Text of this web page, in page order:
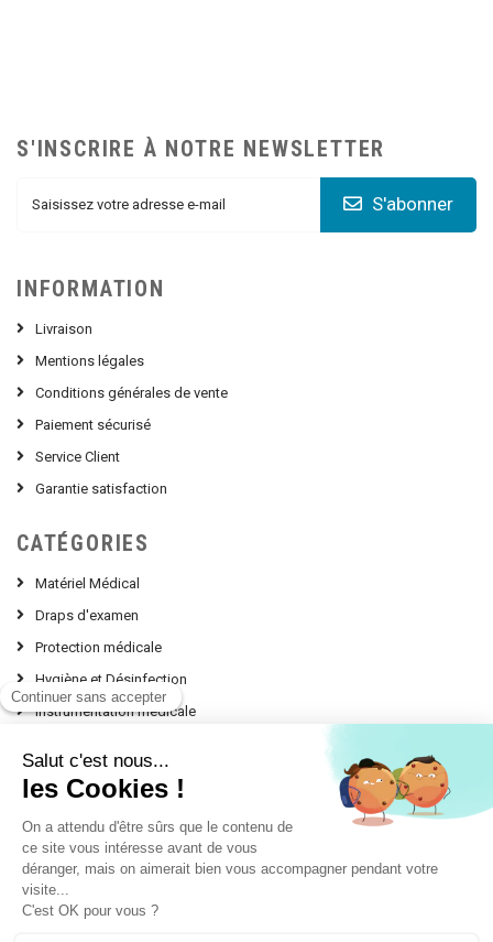
S'INSCRIRE À NOTRE NEWSLETTER
S'abonner
INFORMATION
Livraison
Mentions légales
Conditions générales de vente
Paiement sécurisé
Service Client
Garantie satisfaction
CATÉGORIES
Matériel Médical
Draps d'examen
Protection médicale
Hygiène et Désinfection
Instrumentation médicale
contact @ leprodumedical.com
151, avenue Alphonse Lavallée
Le Panorama Z.I. Toulon Est